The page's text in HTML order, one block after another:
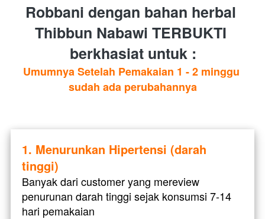
Robbani dengan bahan herbal
Thibbun Nabawi TERBUKTI
berkhasiat untuk :
Umumnya Setelah Pemakaian 1 - 2 minggu
sudah ada perubahannya
1. Menurunkan Hipertensi (darah
tinggi)
Banyak dari customer yang mereview
penurunan darah tinggi sejak konsumsi 7-14
hari pemakaian